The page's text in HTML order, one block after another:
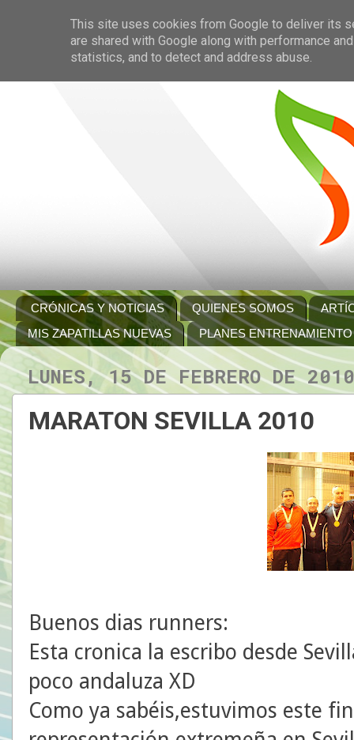
CRÓNICAS Y NOTICIAS QUIENES SOMOS
MIS ZAPATILLAS NUEVAS
PLANES ENTRENAMIENTO
LUNES, 15 DE FEBRERO DE 2010
MARATON SEVILLA 2010
Buenos dias runners:
Esta cronica la escribo desde
poco andaluza XD
Como ya sabéis,estuvimos este
This site uses cookies from Google to deliver its
are shared with Google along with performance
statistics, and to detect and address abuse.